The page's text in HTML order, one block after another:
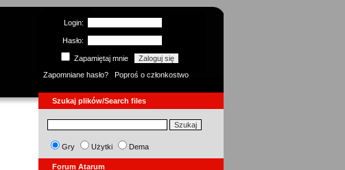
Login:
Hasło:
Zapamiętaj mnie
Zapomniane hasło?
Poproś o członkostwo
Szukaj plików/Search files
Gry Użytki Dema
Forum Atarum